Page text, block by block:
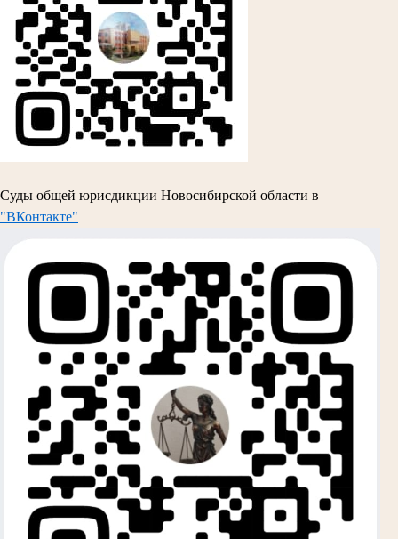
Суды общей юрисдикции Новосибирской области в
"ВКонтакте"